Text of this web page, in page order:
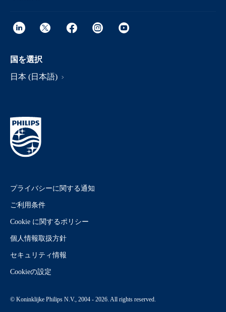
国を選択
日本 (日本語)
プライバシーに関する通知
ご利用条件
Cookie に関するポリシー
個人情報取扱方針
セキュリティ情報
Cookieの設定
© Koninklijke Philips N.V., 2004 - 2026. All rights reserved.